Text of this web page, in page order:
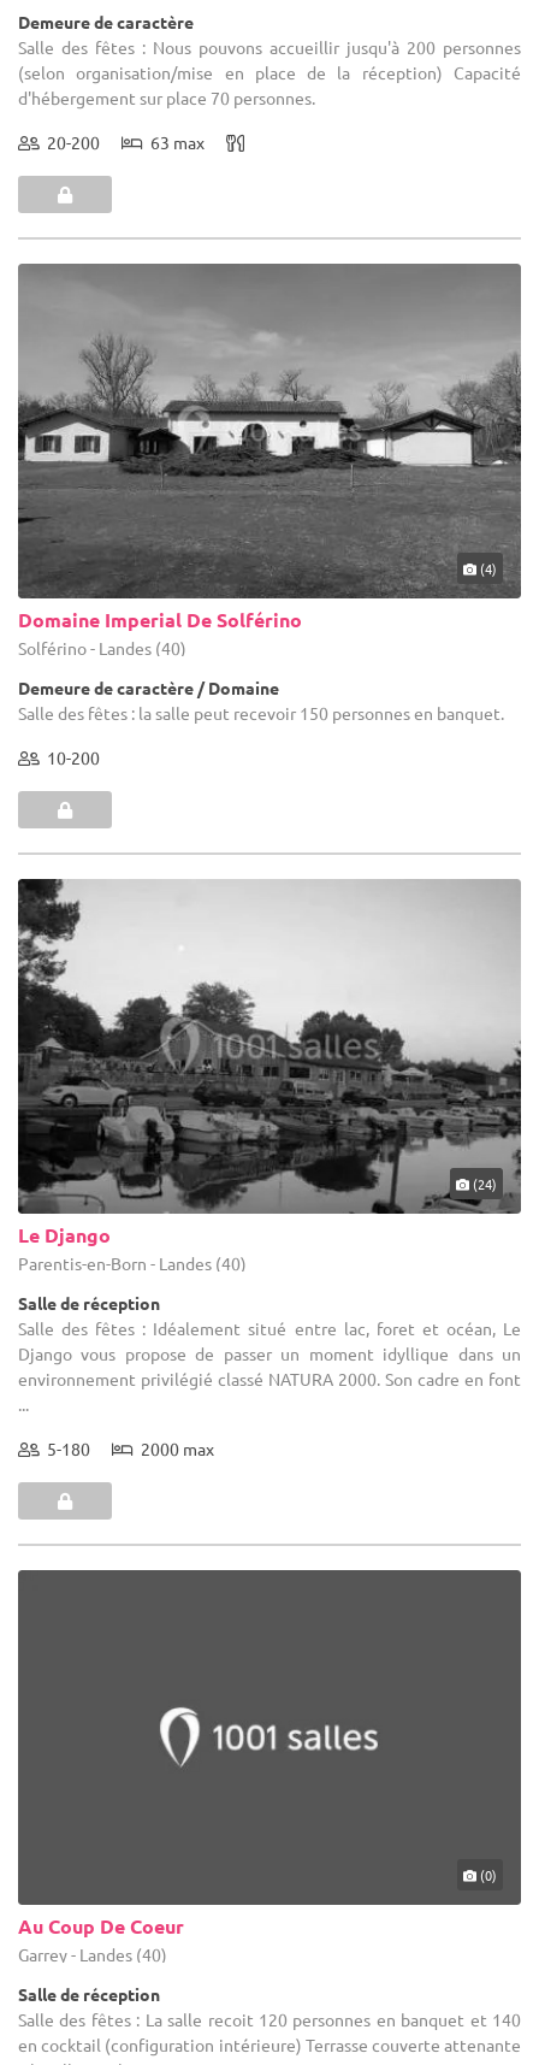
Demeure de caractère
Salle des fêtes : Nous pouvons accueillir jusqu'à 200 personnes
(selon organisation/mise en place de la réception) Capacité
d'hébergement sur place 70 personnes.
20-200 63 max
(4)
Domaine Imperial De Solférino
Solférino - Landes (40)
Demeure de caractère / Domaine
Salle des fêtes : la salle peut recevoir 150 personnes en banquet.
10-200
(24)
Le Django
Parentis-en-Born - Landes (40)
Salle de réception
Salle des fêtes : Idéalement situé entre lac, foret et océan, Le
Django vous propose de passer un moment idyllique dans un
environnement privilégié classé NATURA 2000. Son cadre en font
...
5-180 2000 max
(0)
Au Coup De Coeur
Garrey - Landes (40)
Salle de réception
Salle des fêtes : La salle recoit 120 personnes en banquet et 140
en cocktail (configuration intérieure) Terrasse couverte attenante